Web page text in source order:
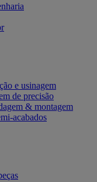
e usinagem
de precisão
& montagem
acabados